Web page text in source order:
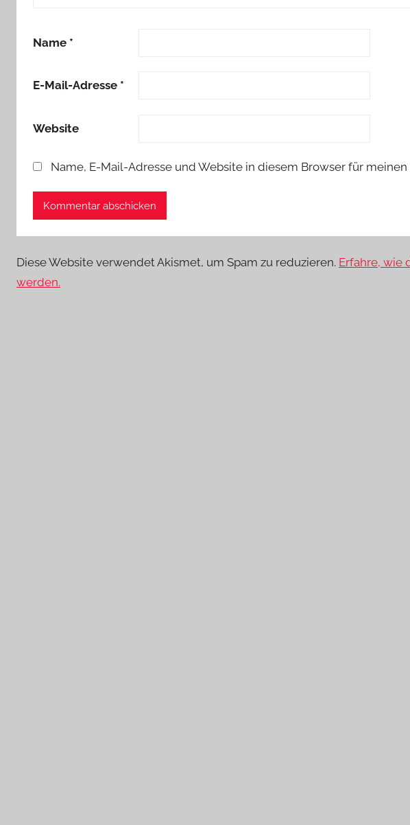
Name *
E-Mail-Adresse *
Website
Name, E-Mail-Adresse und Website in diesem Browser für
Diese Website verwendet Akismet, um Spam zu reduzieren. Erfahre, wie
werden.